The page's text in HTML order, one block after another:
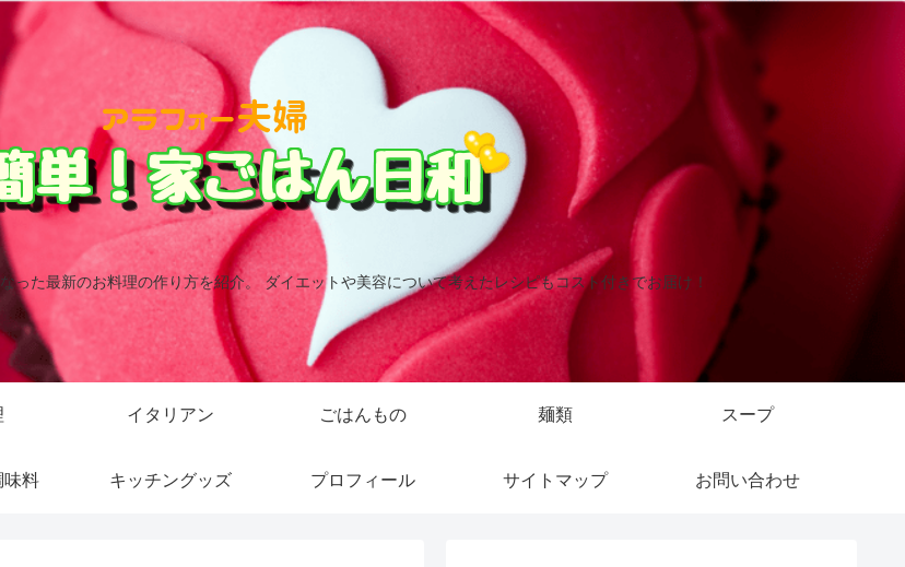
った最新のお料理の作り方を紹介。 ダイエットや美容について考えたレシピもコスト付きでお届け！
イタリアン ごはんもの 麺類 スープ
味料 キッチングッズ プロフィール サイトマップ お問い合わせ